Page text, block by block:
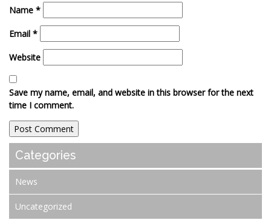
Name *
Email *
Website
Save my name, email, and website in this browser for the next
time I comment.
Categories
News
Uncategorized